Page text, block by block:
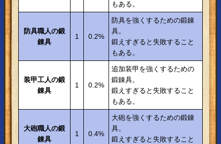
もある。
防具職人の鍛
錬具
1 0.2%
防具を強くするための鍛錬
具。
鍛えすぎると失敗すること
もある。
装甲工人の鍛
錬具
1 0.2%
追加装甲を強くするための
鍛錬具。
鍛えすぎると失敗すること
もある。
大砲職人の鍛
錬具
1 0.4%
大砲を強くするための鍛錬
具。
鍛えすぎると失敗すること